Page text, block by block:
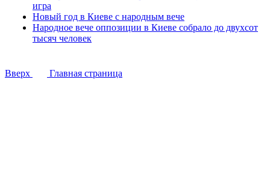
игра
Новый год в Киеве с народным вече
Народное вече оппозиции в Киеве собрало до двухсот
тысяч человек
Вверх Главная страница